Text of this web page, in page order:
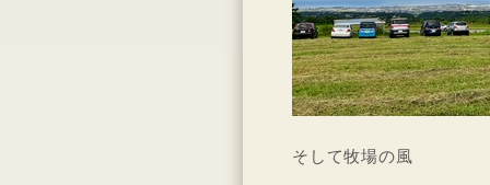
そして牧場の風